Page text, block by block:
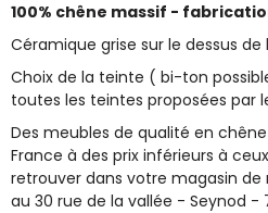
100% chêne massif -
Céramique grise sur le dessus de
Choix de la teinte ( bi-ton
toutes les teintes proposées par
Des meubles de qualité en
France à des prix inférieurs à
retrouver dans votre magasin
au 30 rue de la vallée - Seynod -